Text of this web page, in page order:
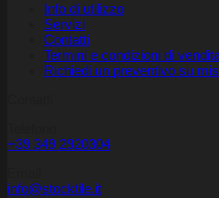
Info di utilizzo
Servizi
Contatti
Termini e condizioni di
Richiedi un preventivo su
+39 349 2920304
info@stocktile.it